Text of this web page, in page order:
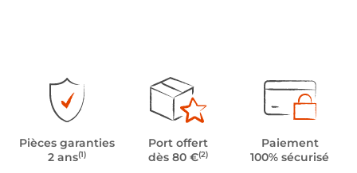
Pièces garanties
2 ans(1)
Port offert
dès 80 €(2)
Paiement
100% sécurisé